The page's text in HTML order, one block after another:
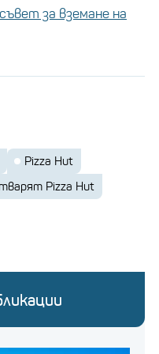
за вземане на
Pizza Hut
Pizza Hut